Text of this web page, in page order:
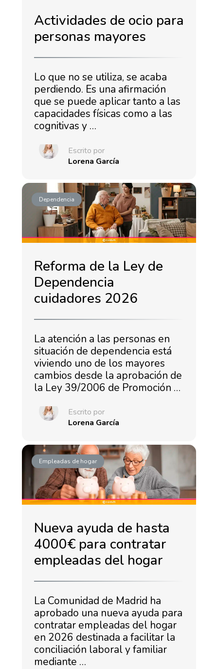
Actividades de ocio para
personas mayores
Lo que no se utiliza, se acaba
perdiendo. Es una afirmación
que se puede aplicar tanto a las
capacidades físicas como a las
cognitivas y …
Escrito por
Lorena García
Dependencia
Reforma de la Ley de
Dependencia
cuidadores 2026
La atención a las personas en
situación de dependencia está
viviendo uno de los mayores
cambios desde la aprobación de
la Ley 39/2006 de Promoción …
Escrito por
Lorena García
Empleadas de hogar
Nueva ayuda de hasta
4000€ para contratar
empleadas del hogar
La Comunidad de Madrid ha
aprobado una nueva ayuda para
contratar empleadas del hogar
en 2026 destinada a facilitar la
conciliación laboral y familiar
mediante …